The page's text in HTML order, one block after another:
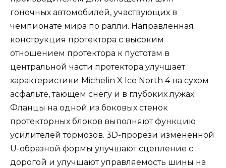
гоночных автомобилей, участвующих в
чемпионате мира по ралли. Направленная
конструкция протектора с высоким
отношением протектора к пустотам в
центральной части протектора улучшает
характеристики Michelin X Ice North 4 на сухом
асфальте, тающем снегу и в глубоких лужах.
Фланцы на одной из боковых стенок
протекторных блоков выполняют функцию
усилителей тормозов. 3D-прорези измененной
U-образной формы улучшают сцепление с
дорогой и улучшают управляемость шины на